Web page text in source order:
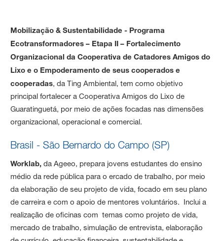
Mobilização & Sustentabilidade - Programa
Ecotransformadores – Etapa II – Fortalecimento
Organizacional da Cooperativa de Catadores Amigos do
Lixo e o Empoderamento de seus cooperados e
cooperadas, da Ting Ambiental, tem como objetivo
principal fortalecer a Cooperativa Amigos do Lixo de
Guaratinguetá, por meio de ações focadas nas dimensões
organizacional, operacional e comercial.
Brasil - São Bernardo do Campo (SP)
Worklab,da Ageeo, prepara jovens estudantes do ensino
médio da rede pública para o ercado de trabalho, por meio
da elaboração de seu projeto de vida, focado em seu plano
de carreira e com o apoio de mentores voluntários. Inclui a
realização de oficinas com temas como projeto de vida,
mercado de trabalho, simulação de entrevista, elaboração